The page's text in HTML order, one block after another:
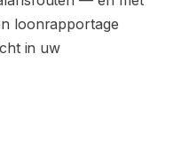
loonrapportage
in uw